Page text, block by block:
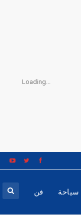
Loading...
سياحة فن